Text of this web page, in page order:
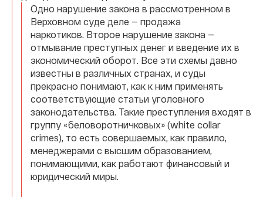
Одно нарушение закона в рассмотренном в
Верховном суде деле — продажа
наркотиков. Второе нарушение закона —
отмывание преступных денег и введение их в
экономический оборот. Все эти схемы давно
известны в различных странах, и суды
прекрасно понимают, как к ним применять
соответствующие статьи уголовного
законодательства. Такие преступления входят в
группу «беловоротничковых» (white collar
crimes), то есть совершаемых, как правило,
менеджерами с высшим образованием,
понимающими, как работают финансовый и
юридический миры.